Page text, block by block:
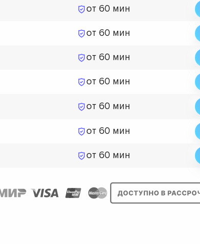
от 60 мин
от 60 мин
от 60 мин
от 60 мин
от 60 мин
от 60 мин
от 60 мин